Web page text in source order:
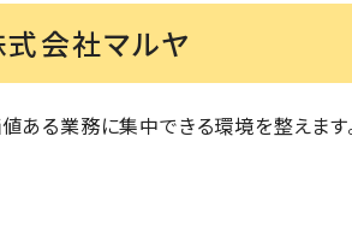
式会社マルヤ
ある業務に集中できる環境を整えます